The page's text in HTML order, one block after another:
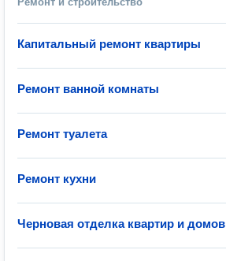
Капитальный ремонт квартиры
Ремонт ванной комнаты
Ремонт туалета
Ремонт кухни
Черновая отделка квартир и домов